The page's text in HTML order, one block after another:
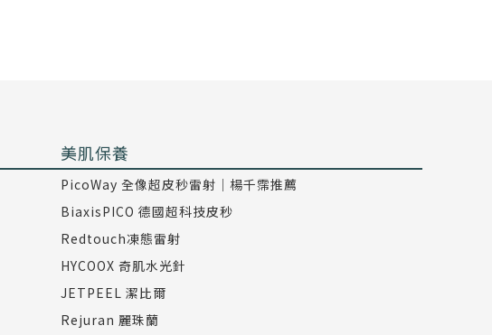
美肌保養
PicoWay 全像超皮秒雷射｜楊千霈推薦
BiaxisPICO 德國超科技皮秒
Redtouch凍態雷射
HYCOOX 奇肌水光針
JETPEEL 潔比爾
Rejuran 麗珠蘭